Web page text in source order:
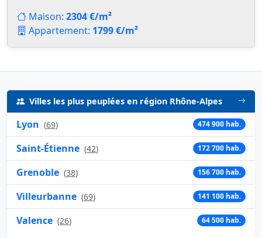
Maison: 2304 €/m²
Appartement: 1799 €/m²
Villes les plus peuplées en région Rhône-Alpes
Lyon (69) 474 900 hab.
Saint-Étienne (42) 172 700 hab.
Grenoble (38) 156 700 hab.
Villeurbanne (69) 141 100 hab.
Valence (26) 64 500 hab.